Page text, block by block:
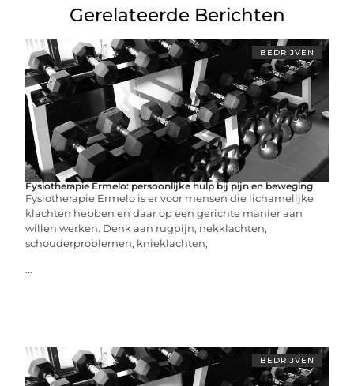
Gerelateerde Berichten
BEDRIJVEN
Fysiotherapie Ermelo: persoonlijke hulp bij pijn en beweging
Fysiotherapie Ermelo is er voor mensen die lichamelijke
klachten hebben en daar op een gerichte manier aan
willen werken. Denk aan rugpijn, nekklachten,
schouderproblemen, knieklachten,
...
BEDRIJVEN